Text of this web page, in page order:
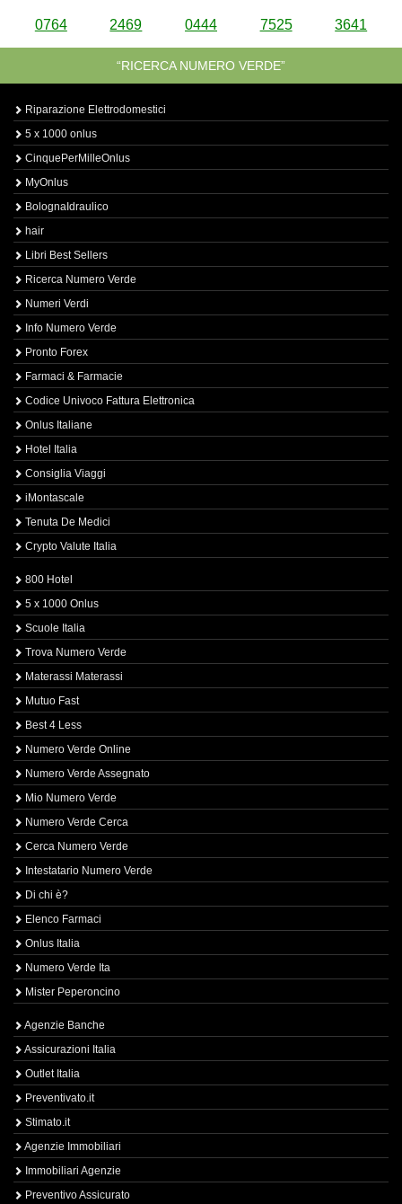
0764 2469 0444 7525 3641
“RICERCA NUMERO VERDE”
Riparazione Elettrodomestici
5 x 1000 onlus
CinquePerMilleOnlus
MyOnlus
BolognaIdraulico
hair
Libri Best Sellers
Ricerca Numero Verde
Numeri Verdi
Info Numero Verde
Pronto Forex
Farmaci & Farmacie
Codice Univoco Fattura Elettronica
Onlus Italiane
Hotel Italia
Consiglia Viaggi
iMontascale
Tenuta De Medici
Crypto Valute Italia
800 Hotel
5 x 1000 Onlus
Scuole Italia
Trova Numero Verde
Materassi Materassi
Mutuo Fast
Best 4 Less
Numero Verde Online
Numero Verde Assegnato
Mio Numero Verde
Numero Verde Cerca
Cerca Numero Verde
Intestatario Numero Verde
Di chi è?
Elenco Farmaci
Onlus Italia
Numero Verde Ita
Mister Peperoncino
Agenzie Banche
Assicurazioni Italia
Outlet Italia
Preventivato.it
Stimato.it
Agenzie Immobiliari
Immobiliari Agenzie
Preventivo Assicurato